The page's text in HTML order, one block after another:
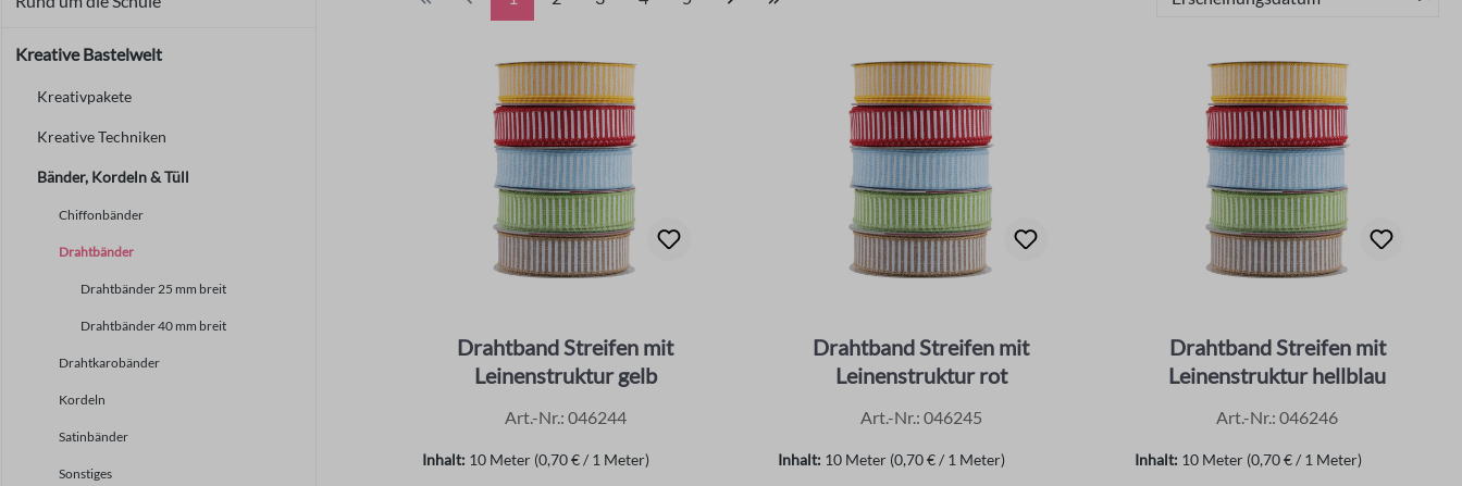
Kreative Bastelwelt
Kreativpakete
Kreative Techniken
Bänder, Kordeln & Tüll
Chiffonbänder
Drahtbänder
Drahtbänder 25 mm breit
Drahtbänder 40 mm breit
Drahtkarobänder
Kordeln
Satinbänder
Sonstiges
Drahtband Streifen mit
Leinenstruktur gelb
Art.-Nr.: 046244
Inhalt: 10 Meter (0,70 € / 1 Meter)
Drahtband Streifen mit
Leinenstruktur rot
Art.-Nr.: 046245
Inhalt: 10 Meter (0,70 € / 1 Meter)
Drahtband Streifen mit
Leinenstruktur hellblau
Art.-Nr.: 046246
Inhalt: 10 Meter (0,70 € / 1 Meter)